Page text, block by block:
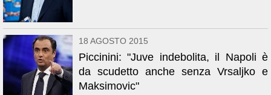
18 AGOSTO 2015
Piccinini: "Juve indebolita, il Napoli è
da scudetto anche senza Vrsaljko e
Maksimovic"